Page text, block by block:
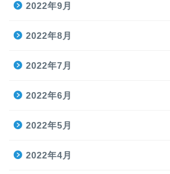
2022年9月
2022年8月
2022年7月
2022年6月
2022年5月
2022年4月